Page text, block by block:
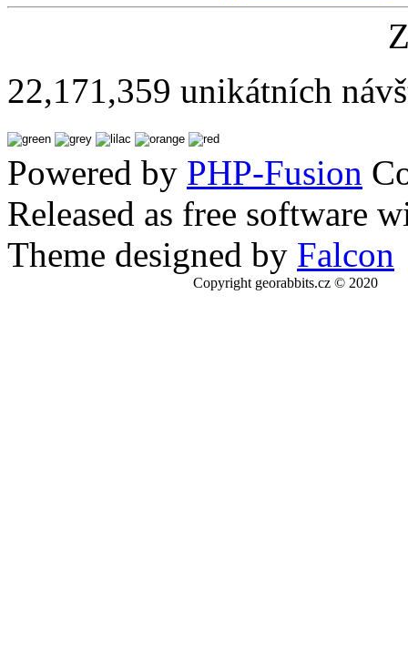
22,171,359 unikátních
Powered by PHP-Fusion
Released as free software
Theme designed by Falcon
Copyright georabbits.cz © 2020